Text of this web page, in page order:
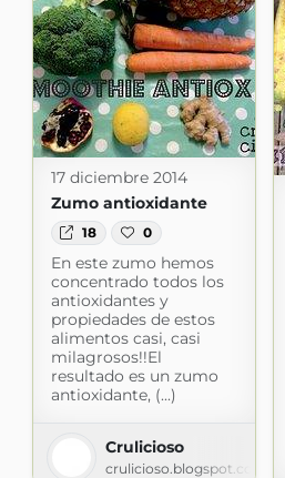
17 diciembre 2014
Zumo antioxidante
18 0
En este zumo hemos
concentrado todos los
antioxidantes y
propiedades de estos
alimentos casi, casi
milagrosos!!El
resultado es un zumo
antioxidante, (...)
Crulicioso
crulicioso.blogspot.com